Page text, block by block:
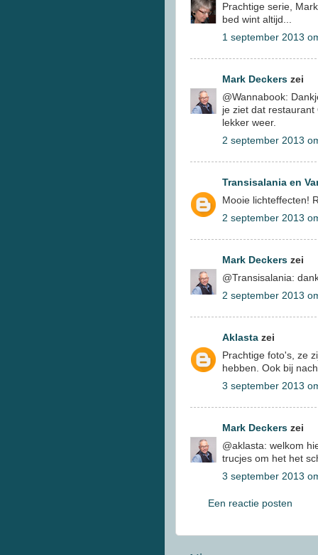
Prachtige serie,
bed wint altijd...
1 september 2013
Mark Deckers zei
@Wannabook:
je ziet dat restaurant
lekker weer.
2 september 2013
Transisalania en
Mooie lichteffecten!
2 september 2013
Mark Deckers zei
@Transisalania:
2 september 2013
Aklasta zei
Prachtige foto's, ze
hebben. Ook bij
3 september 2013
Mark Deckers zei
@aklasta: welkom
trucjes om het het
3 september 2013
Een reactie posten